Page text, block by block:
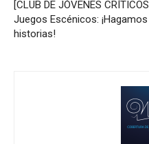
[CLUB DE JÓVENES CRÍTICOS]
Juegos Escénicos: ¡Hagamos
historias!